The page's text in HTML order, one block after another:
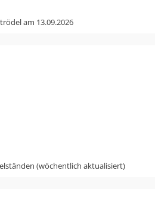
am 13.09.2026
(wöchentlich aktualisiert)